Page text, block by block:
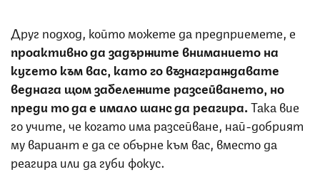
Друг подход, който можете да предприемете, е
проактивно да задържите вниманието на
кучето към вас, като го възнаграждавате
веднага щом забележите разсейването, но
преди то да е имало шанс да реагира.Така вие
го учите, че когато има разсейване, най-добрият
му вариант е да се обърне към вас, вместо да
реагира или да губи фокус.